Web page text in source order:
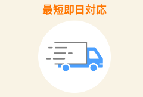
最短即日対応